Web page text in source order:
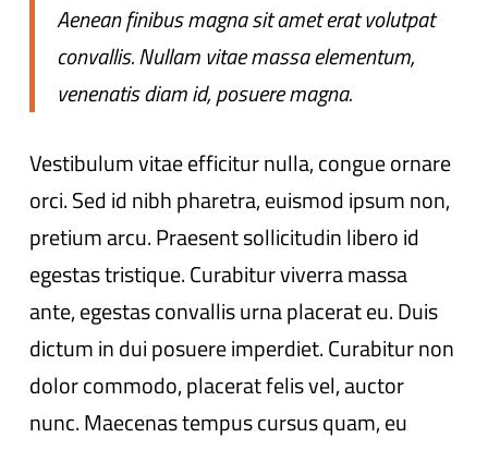
Aenean finibus magna sit amet erat volutpat
convallis. Nullam vitae massa elementum,
venenatis diam id, posuere magna.
Vestibulum vitae efficitur nulla, congue ornare
orci. Sed id nibh pharetra, euismod ipsum non,
pretium arcu. Praesent sollicitudin libero id
egestas tristique. Curabitur viverra massa
ante, egestas convallis urna placerat eu. Duis
dictum in dui posuere imperdiet. Curabitur non
dolor commodo, placerat felis vel, auctor
nunc. Maecenas tempus cursus quam, eu